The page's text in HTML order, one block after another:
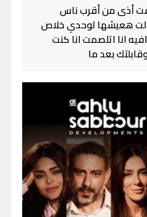
أذى من أقرب ناس
هعيشها لوحدي خلاص
انا اتلصمت انا كنت
بعد ما